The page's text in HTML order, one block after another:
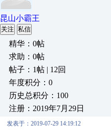
昆山小霸王
关注 私信
精华：0帖
求助：0帖
帖子：1帖 | 12回
年度积分：0
历史总积分：100
注册：2019年7月29日
发表于：2019-07-29 14:19:12